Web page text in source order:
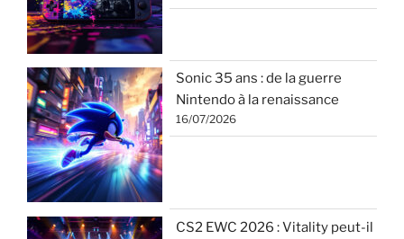
Sonic 35 ans : de la guerre
Nintendo à la renaissance
16/07/2026
CS2 EWC 2026 : Vitality peut-il